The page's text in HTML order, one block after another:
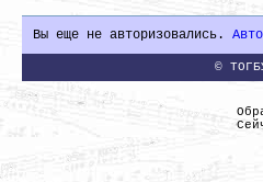
Вы еще не авторизовались.
©